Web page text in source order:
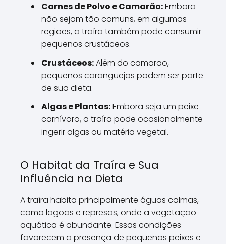
Carnes de Polvo e Camarão:Embora
não sejam tão comuns, em algumas
regiões, a traíra também pode consumir
pequenos crustáceos.
Crustáceos:Além do camarão,
pequenos caranguejos podem ser parte
de sua dieta.
Algas e Plantas:Embora seja um peixe
carnívoro, a traíra pode ocasionalmente
ingerir algas ou matéria vegetal.
O Habitat da Traíra e Sua
Influência na Dieta
A traíra habita principalmente águas calmas,
como lagoas e represas, onde a vegetação
aquática é abundante. Essas condições
favorecem a presença de pequenos peixes e